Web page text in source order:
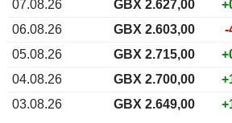
07.08.26 GBX 2.627,00
06.08.26
GBX 2.603,00 -
05.08.26
GBX 2.715,00
04.08.26
GBX 2.700,00
03.08.26
GBX 2.649,00